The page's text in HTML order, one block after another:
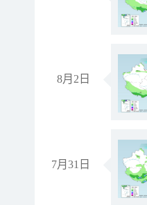
8月2日
7月31日